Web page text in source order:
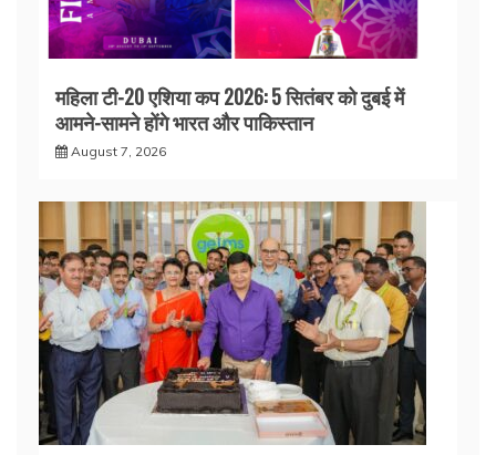
महिला टी-20 एशिया कप 2026: 5 सितंबर को दुबई में
आमने-सामने होंगे भारत और पाकिस्तान
August 7, 2026